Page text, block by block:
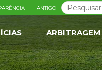
Pesquisar
por:
ANTIGO
ARBITRAGEM